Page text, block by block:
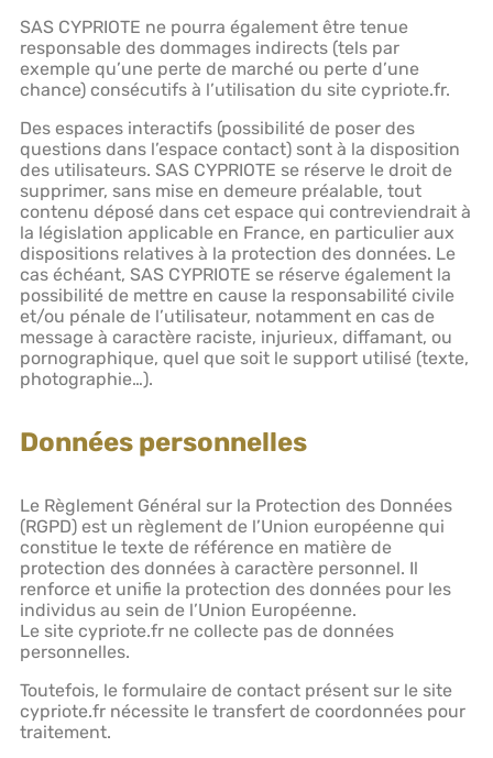
SAS CYPRIOTE ne pourra également être tenue
responsable des dommages indirects (tels par
exemple qu’une perte de marché ou perte d’une
chance) consécutifs à l’utilisation du site cypriote.fr.
Des espaces interactifs (possibilité de poser des
questions dans l’espace contact) sont à la disposition
des utilisateurs. SAS CYPRIOTE se réserve le droit de
supprimer, sans mise en demeure préalable, tout
contenu déposé dans cet espace qui contreviendrait à
la législation applicable en France, en particulier aux
dispositions relatives à la protection des données. Le
cas échéant, SAS CYPRIOTE se réserve également la
possibilité de mettre en cause la responsabilité civile
et/ou pénale de l’utilisateur, notamment en cas de
message à caractère raciste, injurieux, diffamant, ou
pornographique, quel que soit le support utilisé (texte,
photographie…).
Données personnelles
Le Règlement Général sur la Protection des Données
(RGPD) est un règlement de l’Union européenne qui
constitue le texte de référence en matière de
protection des données à caractère personnel. Il
renforce et unifie la protection des données pour les
individus au sein de l’Union Européenne.
Le site cypriote.fr ne collecte pas de données
personnelles.
Toutefois, le formulaire de contact présent sur le site
cypriote.fr nécessite le transfert de coordonnées pour
traitement.